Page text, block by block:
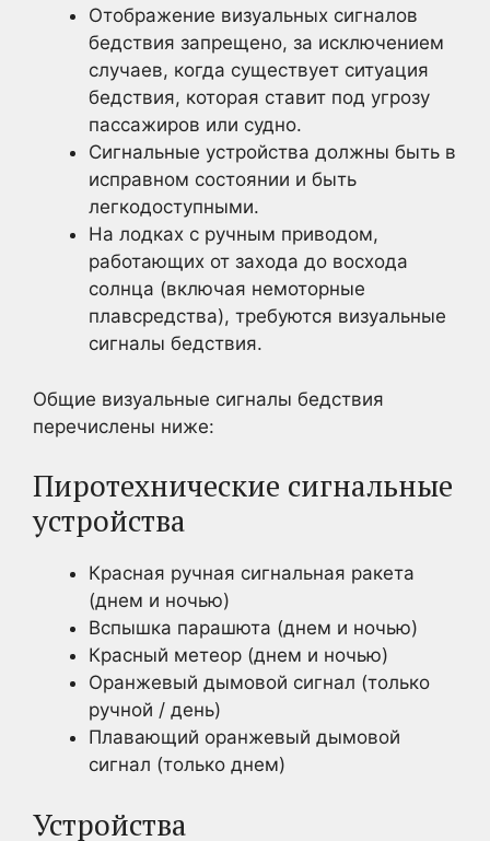
Отображение визуальных сигналов
бедствия запрещено, за исключением
случаев, когда существует ситуация
бедствия, которая ставит под угрозу
пассажиров или судно.
Сигнальные устройства должны быть в
исправном состоянии и быть
легкодоступными.
На лодках с ручным приводом,
работающих от захода до восхода
солнца (включая немоторные
плавсредства), требуются визуальные
сигналы бедствия.
Общие визуальные сигналы бедствия
перечислены ниже:
Пиротехнические сигнальные
устройства
Красная ручная сигнальная ракета
(днем и ночью)
Вспышка парашюта (днем и ночью)
Красный метеор (днем и ночью)
Оранжевый дымовой сигнал (только
ручной / день)
Плавающий оранжевый дымовой
сигнал (только днем)
Устройства